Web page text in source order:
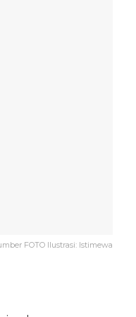
FOTO Ilustrasi: Istimewa